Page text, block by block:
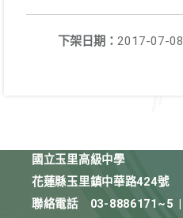
下架日期： 2017-07-08
國立玉里高級中學
花蓮縣玉里鎮中華路424號
聯絡電話
03-8886171~5